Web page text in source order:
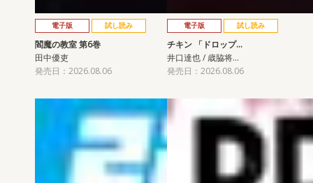
電子版 試し読み
閻魔の教室 第6巻
田中優吏
発売日：2026.08.06
電子版 試し読み
チキン 「ドロップ…
井口達也 / 歳脇将…
発売日：2026.08.06